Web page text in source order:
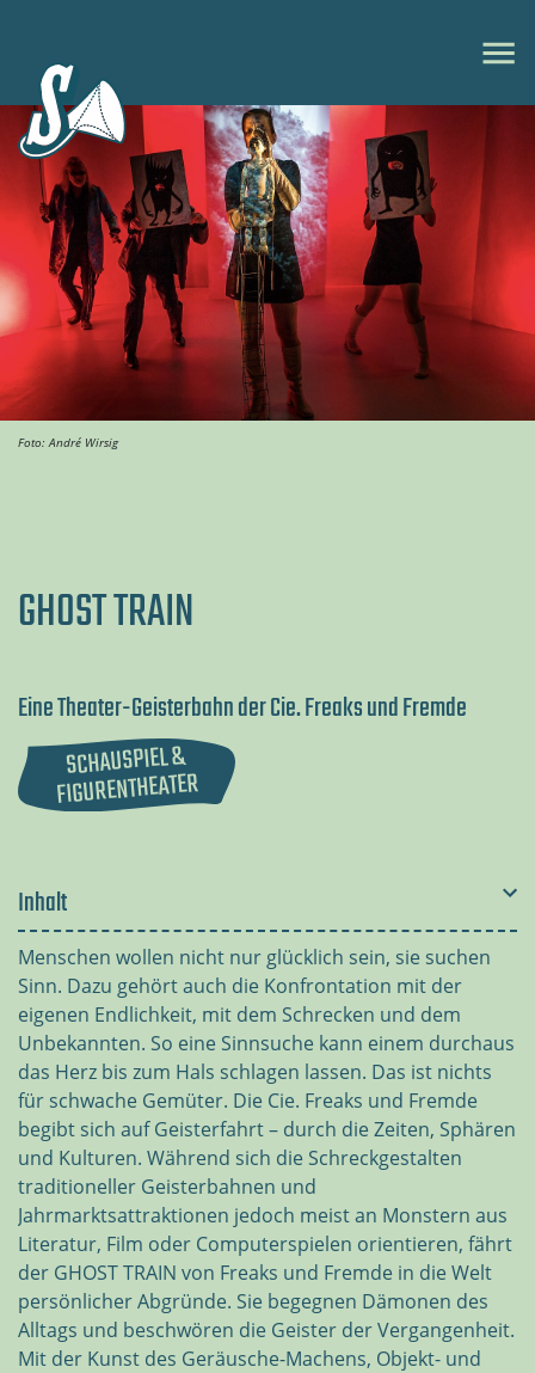
Foto: André Wirsig
GHOST TRAIN
Eine Theater-Geisterbahn der Cie. Freaks und Fremde
SCHAUSPIEL &
FIGURENTHEATER
Inhalt
Menschen wollen nicht nur glücklich sein, sie suchen
Sinn. Dazu gehört auch die Konfrontation mit der
eigenen Endlichkeit, mit dem Schrecken und dem
Unbekannten. So eine Sinnsuche kann einem durchaus
das Herz bis zum Hals schlagen lassen. Das ist nichts
für schwache Gemüter. Die Cie. Freaks und Fremde
begibt sich auf Geisterfahrt – durch die Zeiten, Sphären
und Kulturen. Während sich die Schreckgestalten
traditioneller Geisterbahnen und
Jahrmarktsattraktionen jedoch meist an Monstern aus
Literatur, Film oder Computerspielen orientieren, fährt
der GHOST TRAIN von Freaks und Fremde in die Welt
persönlicher Abgründe. Sie begegnen Dämonen des
Alltags und beschwören die Geister der Vergangenheit.
Mit der Kunst des Geräusche-Machens, Objekt- und